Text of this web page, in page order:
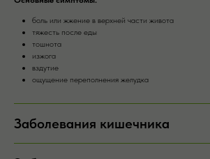
боль или жжение в верхней части живота
тяжесть после еды
тошнота
изжога
вздутие
ощущение переполнения желудка
Заболевания кишечника